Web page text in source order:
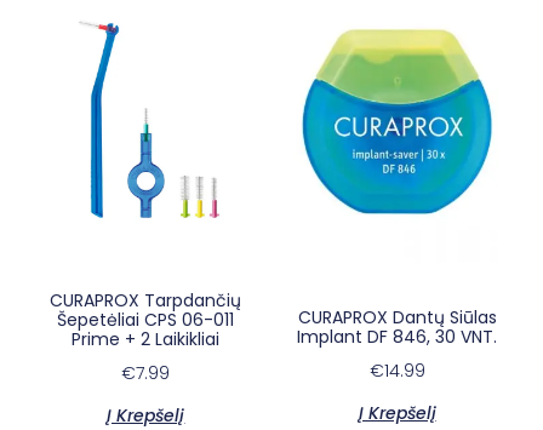
CURAPROX Tarpdančių
Šepetėliai CPS 06-011
Prime + 2 Laikikliai
€7.99
Į Krepšelį
CURAPROX Dantų Siūlas
Implant DF 846, 30 VNT.
€14.99
Į Krepšelį
E-sypsena DI odontologas